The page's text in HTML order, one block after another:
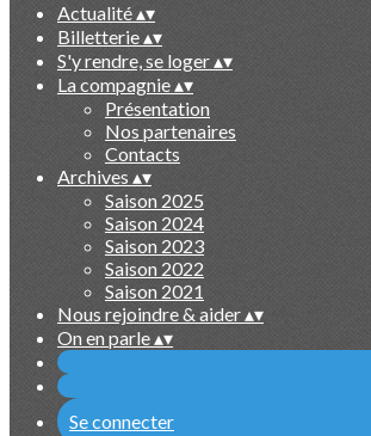
Actualité▴▾
Billetterie▴▾
S'y rendre, se loger▴▾
La compagnie▴▾
Présentation
Nos partenaires
Contacts
Archives ▴▾
Saison 2025
Saison 2024
Saison 2023
Saison 2022
Saison 2021
Nous rejoindre & aider▴▾
On en parle▴▾
Se connecter